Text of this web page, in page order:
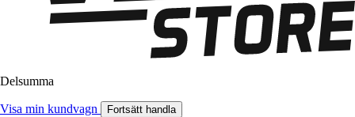
Delsumma
Visa min kundvagn Fortsätt handla